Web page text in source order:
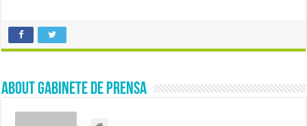
About Gabinete de Prensa